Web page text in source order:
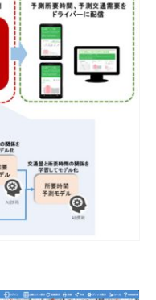
『ルートヒストリー』で自
よう
切り取って旅の思い出を残
、地名でよく見る「ケ」の